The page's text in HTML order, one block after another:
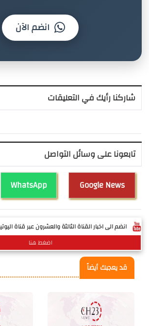
انضم الآن
شاركنا رأيك في التعليقات
تابعونا على وسائل التواصل
WhatsApp Google News
انضم الى اخبار القناة الثالثة والعشرون عبر قناة
اضغط هنا
قد يعجبك أيضاً